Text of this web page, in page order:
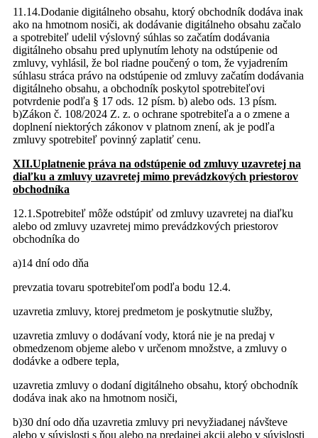
11.14.Dodanie digitálneho obsahu, ktorý obchodník dodáva inak
ako na hmotnom nosiči, ak dodávanie digitálneho obsahu začalo
a spotrebiteľ udelil výslovný súhlas so začatím dodávania
digitálneho obsahu pred uplynutím lehoty na odstúpenie od
zmluvy, vyhlásil, že bol riadne poučený o tom, že vyjadrením
súhlasu stráca právo na odstúpenie od zmluvy začatím dodávania
digitálneho obsahu, a obchodník poskytol spotrebiteľovi
potvrdenie podľa § 17 ods. 12 písm. b) alebo ods. 13 písm.
b)Zákon č. 108/2024 Z. z. o ochrane spotrebiteľa a o zmene a
doplnení niektorých zákonov v platnom znení, ak je podľa
zmluvy spotrebiteľ povinný zaplatiť cenu.
XII.Uplatnenie práva na odstúpenie od zmluvy uzavretej na
diaľku a zmluvy uzavretej mimo prevádzkových priestorov
obchodníka
12.1.Spotrebiteľ môže odstúpiť od zmluvy uzavretej na diaľku
alebo od zmluvy uzavretej mimo prevádzkových priestorov
obchodníka do
a)14 dní odo dňa
prevzatia tovaru spotrebiteľom podľa bodu 12.4.
uzavretia zmluvy, ktorej predmetom je poskytnutie služby,
uzavretia zmluvy o dodávaní vody, ktorá nie je na predaj v
obmedzenom objeme alebo v určenom množstve, a zmluvy o
dodávke a odbere tepla,
uzavretia zmluvy o dodaní digitálneho obsahu, ktorý obchodník
dodáva inak ako na hmotnom nosiči,
b)30 dní odo dňa uzavretia zmluvy pri nevyžiadanej návšteve
alebo v súvislosti s ňou alebo na predajnej akcii alebo v súvislosti